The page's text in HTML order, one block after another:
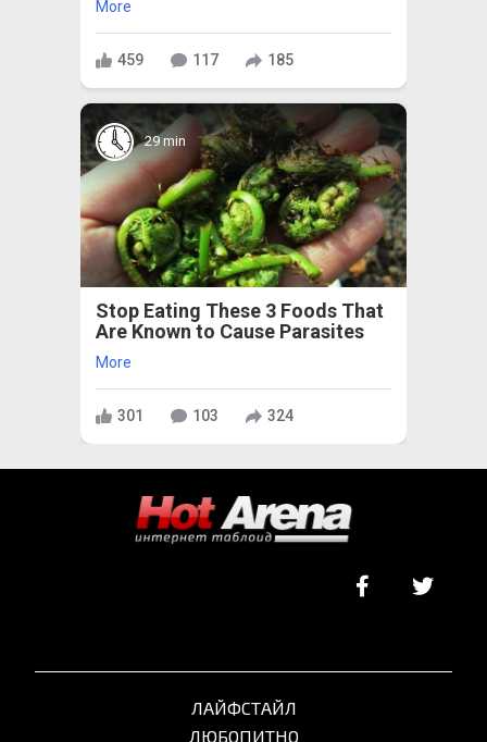
More
459 117 185
29 min
Stop Eating These 3 Foods That
Are Known to Cause Parasites
More
301 103 324
ЛАЙФСТАЙЛ
ЛЮБОПИТНО